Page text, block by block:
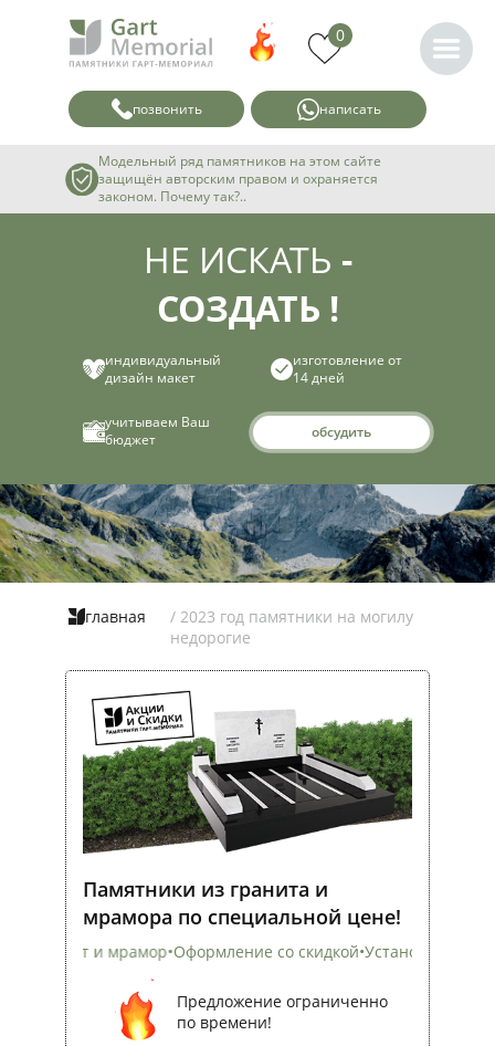
0
позвонить написать
Модельный ряд памятников на этом сайте
защищён авторским правом и охраняется
законом. Почему так?..
НЕ ИСКАТЬ -
СОЗДАТЬ !
индивидуальный
дизайн макет
изготовление от
14 дней
учитываем Ваш
бюджет
обсудить
главная
/ 2023 год памятники на могилу
недорогие
Памятники из гранита и
мрамора по специальной цене!
Оформление со скидкой•Установка на всех кладбищах
Предложение ограниченно
по времени!